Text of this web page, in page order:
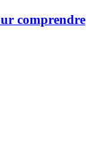
comprendre